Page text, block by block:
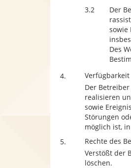
3.2
Der
sowie
Des
4.
Verfügbarkeit
Der
realisieren
sowie
Störungen
möglich ist,
5.
Rechte des
Verstößt der
löschen.